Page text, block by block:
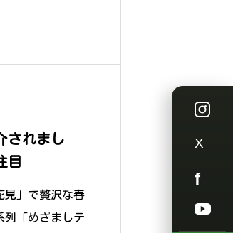
されまし
目
見」で贅沢な春
列「めざましテ
X